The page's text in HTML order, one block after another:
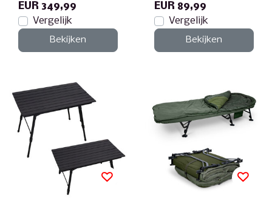
EUR 349,99
Vergelijk
Bekijken
EUR 89,99
Vergelijk
Bekijken